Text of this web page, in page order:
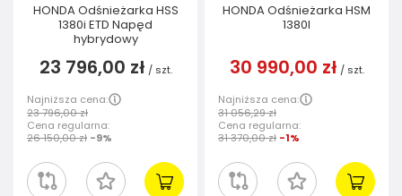
HONDA Odśnieżarka HSS
1380i ETD Napęd
hybrydowy
23 796,00 zł / szt.
Najniższa cena:
23 796,00 zł
Cena regularna:
26 150,00 zł -9%
HONDA Odśnieżarka HSM
1380I
30 990,00 zł / szt.
Najniższa cena:
31 056,29 zł
Cena regularna:
31 370,00 zł -1%